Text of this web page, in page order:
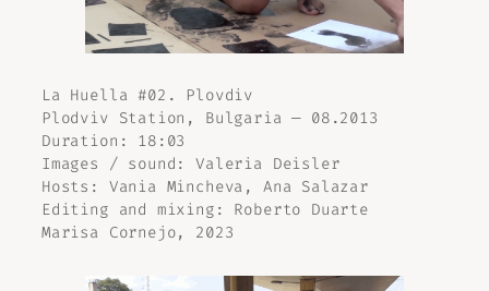
La Huella #02. Plovdiv
Plodviv Station, Bulgaria — 08.2013
Duration: 18:03
Images / sound: Valeria Deisler
Hosts: Vania Mincheva, Ana Salazar
Editing and mixing: Roberto Duarte
Marisa Cornejo, 2023